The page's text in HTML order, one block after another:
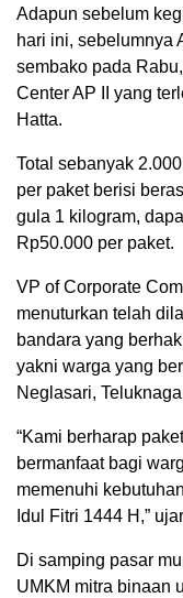
Adapun sebelum
hari ini, sebelumnya
sembako pada
Center AP II yang
Hatta.
Total sebanyak
per paket berisi
gula 1 kilogram,
Rp50.000 per paket.
VP of Corporate
menuturkan telah
bandara yang
yakni warga yang
Neglasari,
“Kami berharap
bermanfaat bagi
memenuhi
Idul Fitri 1444 H,”
Di samping pasar
UMKM mitra binaan